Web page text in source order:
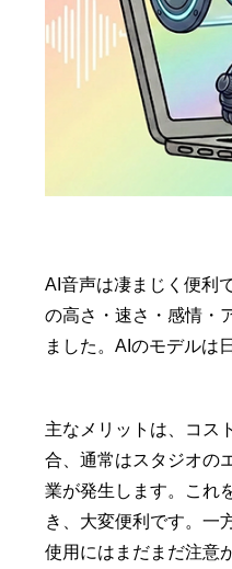
AI音声は凄まじく便利
の高さ・速さ・感情・
ました。AIのモデルは
主なメリットは、コス
合、通常はスタジオの
業が発生します。これ
き、大変便利です。一
使用にはまだまだ注意